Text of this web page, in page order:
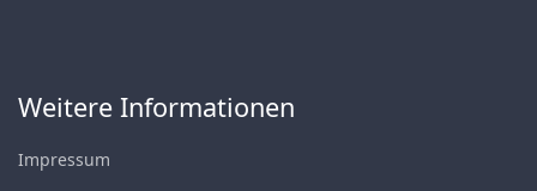
Weitere Informationen
Impressum